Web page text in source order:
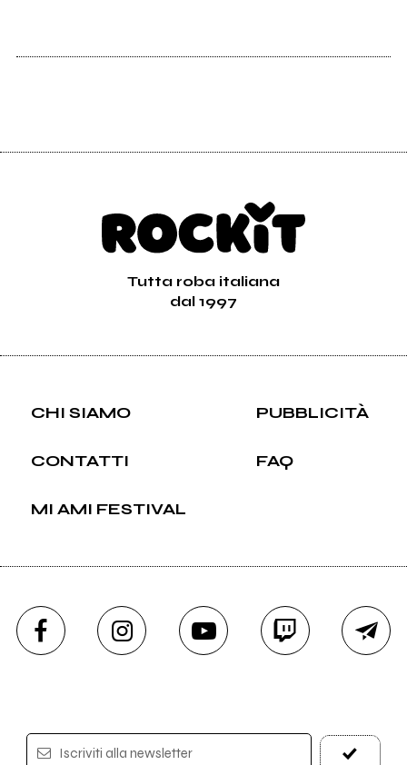
Tutta roba italiana
dal 1997
CHI SIAMO PUBBLICITÀ
CONTATTI FAQ
MI AMI FESTIVAL
Iscriviti alla newsletter